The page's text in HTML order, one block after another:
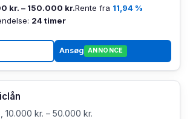
kr. – 150.000 kr.Rente fra 11,94 %
24 timer
Ansøg ANNONCE
10.000 kr. – 50.000 kr.